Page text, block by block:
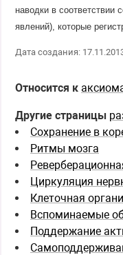
наводки в соответствии
явлений), которые
Дата создания:
Относится к
Другие страницы
Сохранение в
Ритмы мозга
Циркуляция
Клеточная
Вспоминаемые
Поддержание